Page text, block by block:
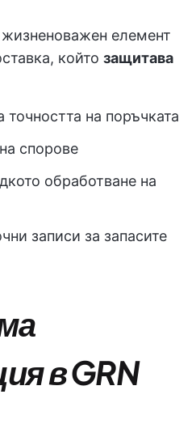
елемент
който защитава
на поръчката
спорове
обработване на
записи за запасите
в GRN